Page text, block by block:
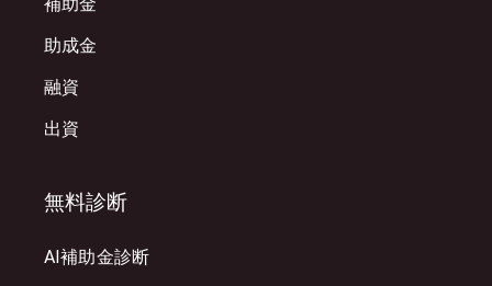
助成金
融資
出資
無料診断
AI補助金診断